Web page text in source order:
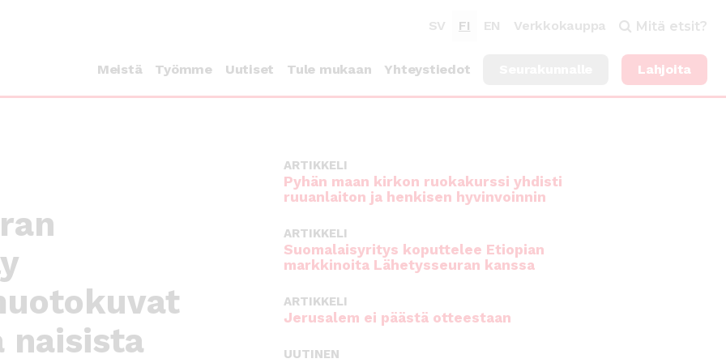
SV FI EN Verkkokauppa Mitä etsit?
Meistä Työmme Uutiset Tule mukaan Yhteystiedot Lahjoita
naisista
ARTIKKELI
Pyhän maan kirkon ruokakurssi yhdisti
ruuanlaiton ja henkisen hyvinvoinnin
ARTIKKELI
Suomalaisyritys koputtelee Etiopian
markkinoita Lähetysseuran kanssa
ARTIKKELI
Jerusalem ei päästä otteestaan
UUTINEN